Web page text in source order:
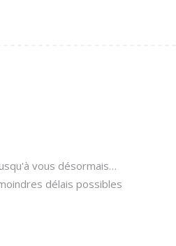
vous désormais…
délais possibles